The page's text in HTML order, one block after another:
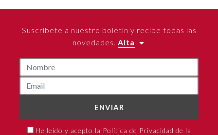
Suscríbete a nuestro boletín y recibe todas las
novedades. Alta
ENVIAR
He leído y acepto la Política de Privacidad de la